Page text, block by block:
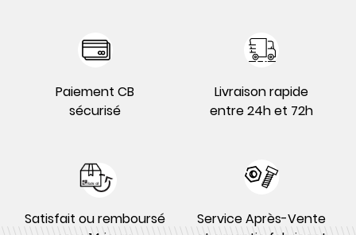
Paiement CB
sécurisé
Livraison rapide
entre 24h et 72h
Satisfait ou remboursé
Service Après-Vente